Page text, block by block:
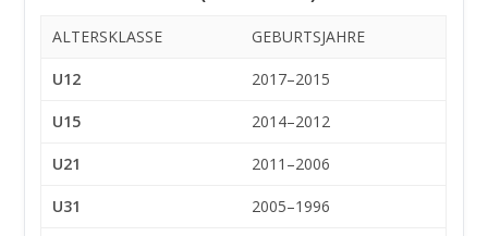
ALTERSKLASSE GEBURTSJAHRE
U12 2017–2015
U15 2014–2012
U21 2011–2006
U31 2005–1996